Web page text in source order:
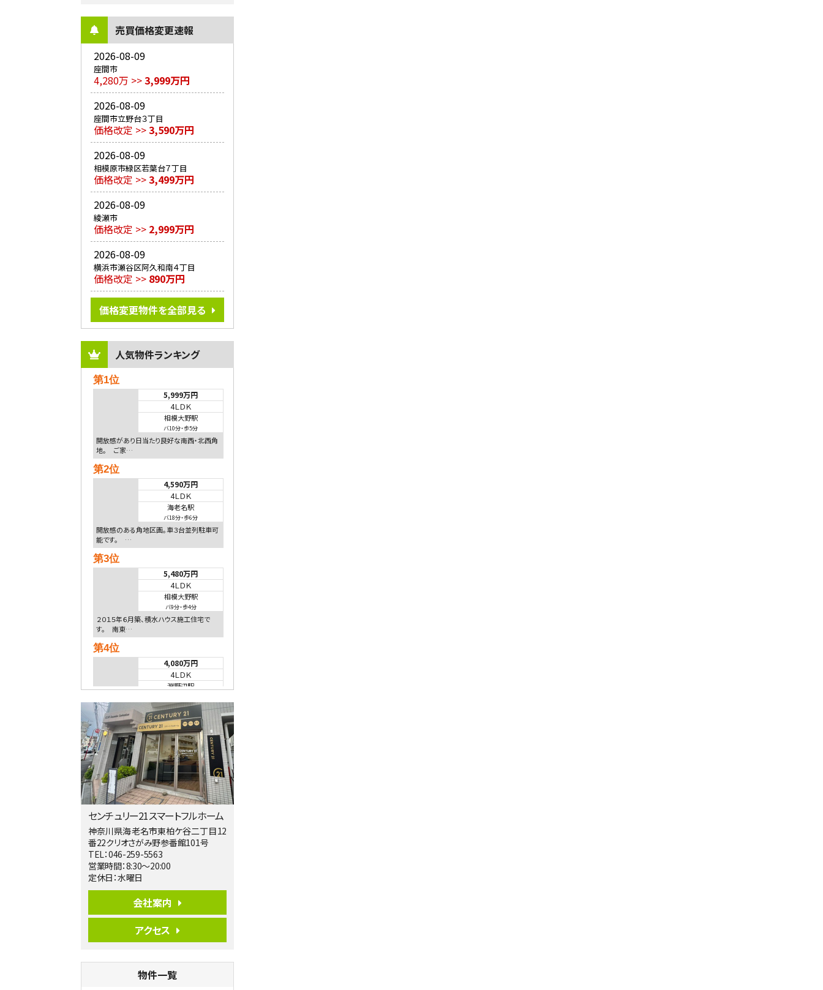
売買価格変更速報
2026-08-09
座間市
4,280万 >>3,999万円
2026-08-09
座間市立野台３丁目
価格改定 >>3,590万円
2026-08-09
相模原市緑区若葉台７丁目
価格改定 >>3,499万円
2026-08-09
綾瀬市
価格改定 >> 2,999万円
2026-08-09
横浜市瀬谷区阿久和南４丁目
価格改定 >> 890万円
価格変更物件を全部見る
人気物件ランキング
第1位
5,999万円
4ＬＤＫ
相模大野駅
バ10分・歩5分
開放感があり日当たり良好な南西・北西角
地。 ご家…
第2位
4,590万円
4ＬＤＫ
海老名駅
バ18分・歩6分
開放感のある角地区画。車３台並列駐車可
能です。 …
第3位
5,480万円
4ＬＤＫ
相模大野駅
バ9分・歩4分
２０１５年６月築、積水ハウス施工住宅で
す。 南東…
第4位
4,080万円
4ＬＤＫ
淵野辺駅
南側道路に面しており日当たり良好。 キ
ッチンから…
第5位
3,680万円
4ＬＤＫ
橋本駅
バ19分 歩8分
開放感があり日当たり良好な南西・北西角
地区画。 …
第6位
3,680万円
さがみ野駅
第7位
3,990万円
4ＬＤＫ
バ12分・歩4分
並列２台駐車可。１階はリビングと水まわり
センチュリー21スマートフルホーム
神奈川県海老名市東柏ケ谷二丁目12
番22クリオさがみ野参番館101号
TEL：046-259-5563
営業時間：8:30～20:00
定休日：水曜日
会社案内
アクセス
物件一覧